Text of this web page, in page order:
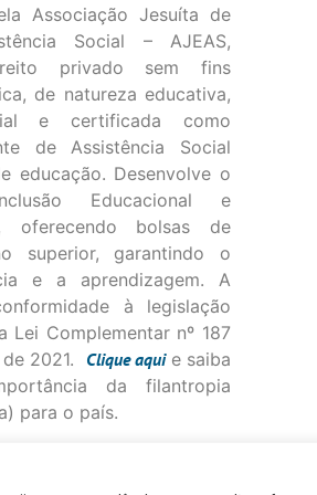
Associação Jesuíta de
Social – AJEAS,
privado sem fins
de natureza educativa,
e certificada como
de Assistência Social
educação. Desenvolve o
Educacional e
oferecendo bolsas de
superior, garantindo o
e a aprendizagem. A
à legislação
Lei Complementar nº 187
2021. Cliqueaqui e saiba
da filantropia
para o país.